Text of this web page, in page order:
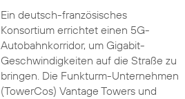
Ein deutsch-französisches
Konsortium errichtet einen 5G-
Autobahnkorridor, um Gigabit-
Geschwindigkeiten auf die Straße zu
bringen. Die Funkturm-Unternehmen
(TowerCos) Vantage Towers und